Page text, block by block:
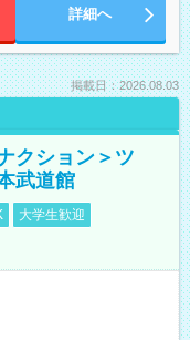
詳細へ
掲載日：2026.08.03
クション＞ツ
武道館
大学生歓迎